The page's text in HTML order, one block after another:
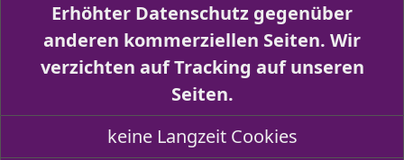
Erhöhter Datenschutz gegenüber
anderen kommerziellen Seiten. Wir
verzichten auf Tracking auf unseren
Seiten.
keine Langzeit Cookies